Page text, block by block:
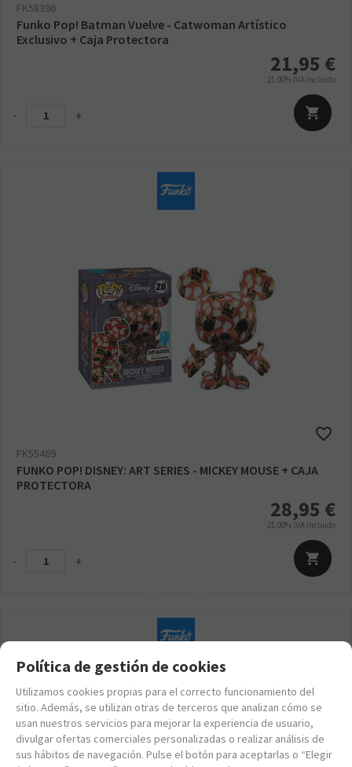
FK58396
Funko Pop! Batman Vuelve - Catwoman Artístico
Exclusivo + Caja Protectora
21,95 €
21.00% IVA incluido
- +
FK55469
FUNKO POP! DISNEY: ART SERIES - MICKEY MOUSE + CAJA
PROTECTORA
28,95 €
21.00% IVA incluido
- +
Política de gestión de cookies
Utilizamos cookies propias para el correcto funcionamiento del
sitio. Además, se utilizan otras de terceros que analizan cómo se
usan nuestros servicios para mejorar la experiencia de usuario,
divulgar ofertas comerciales personalizadas o realizar análisis de
sus hábitos de navegación. Pulse el botón para aceptarlas o “Elegir